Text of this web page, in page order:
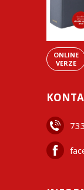
ONLINE
VERZE